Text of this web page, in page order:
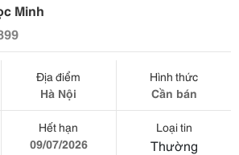
Minh
Địa điểm
Hà Nội
Hình thức
Cần bán
Hết hạn
09/07/2026
Loại tin
Thường